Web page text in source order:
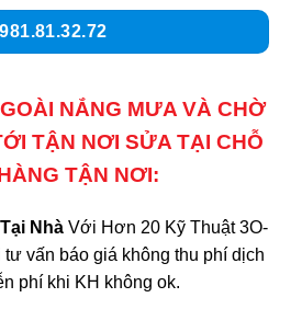
NẮNG MƯA VÀ CHỜ
TẬN NƠI SỬA TẠI CHỖ
TẬN NƠI:
Tại NhàVới Hơn 20 Kỹ Thuật 3O-
vấn báo giá không thu phí dịch
phí khi KH không ok.